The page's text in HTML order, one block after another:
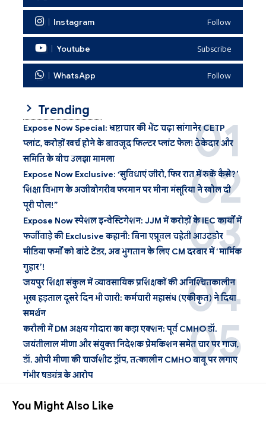
Instagram Follow
Youtube Subscribe
WhatsApp Follow
Trending
Expose Now Special: भ्रष्टाचार की भेंट चढ़ा सांगानेर CETP
प्लांट, करोड़ों खर्च होने के बावजूद फिल्टर प्लांट फेल! ठेकेदार और
समिति के बीच उलझा मामला
Expose Now Exclusive: ‘सुविधाएं जीरो, फिर रात में रुकें कैसे?’
शिक्षा विभाग के अजीबोगरीब फरमान पर मीना मंसूरिया ने खोल दी
पूरी पोल!”
Expose Now स्पेशल इन्वेस्टिगेशन: JJM में करोड़ों के IEC कार्यों में
फर्जीवाड़े की Exclusive कहानी: बिना एप्रूवल चहेती आउटडोर
मीडिया फर्मों को बांटे टेंडर, अब भुगतान के लिए CM दरबार में ‘मार्मिक
गुहार’!
जयपुर शिक्षा संकुल में व्यावसायिक प्रशिक्षकों की अनिश्चितकालीन
भूख हड़ताल दूसरे दिन भी जारी: कर्मचारी महासंघ (एकीकृत) ने दिया
समर्थन
करौली में DM अक्षय गोदारा का कड़ा एक्शन: पूर्व CMHO डॉ.
जयंतीलाल मीणा और संयुक्त निदेशक प्रेमकिशन समेत चार पर गाज,
डॉ. ओपी मीणा की चार्जशीट ड्रॉप, तत्कालीन CMHO बाबू पर लगाए
गंभीर षड्यंत्र के आरोप
You Might Also Like